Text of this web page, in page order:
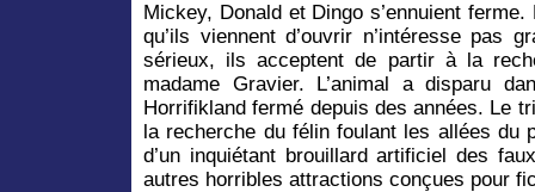
Mickey, Donald et Dingo s’ennuient
qu’ils viennent d’ouvrir n’intéresse pas
sérieux, ils acceptent de partir à la
madame Gravier. L’animal a disparu
Horrifikland fermé depuis des années. Le
la recherche du félin foulant les allées du
d’un inquiétant brouillard artificiel des
autres horribles attractions conçues pour